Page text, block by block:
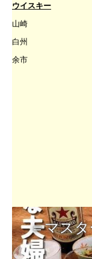
ウイスキー
山崎
白州
余市
＝マス